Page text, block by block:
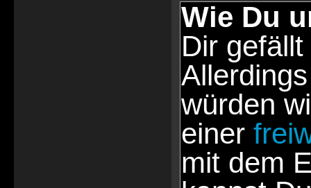
Wie Du
Dir
würden
einer
mit dem